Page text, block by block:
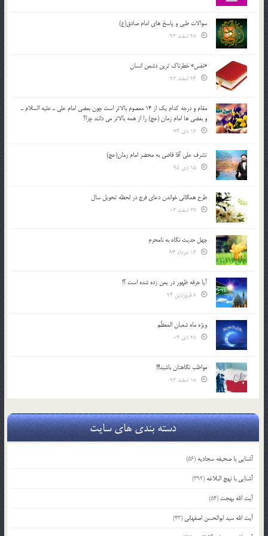
سوالات طبی و پاسخ های امام صادق(ع)
«نفس» خطرناک ترین دشمن انسان
مقام و درجه كدام يك از 14 معصوم بالاتر است چون بعضي امام علي ـ عليه السلام ـ
و بعضي ها امام زمان (عج) را از همه بالاتر مي دانند چرا؟
تشرف علي آقا قاضي به محضر امام زمان(عج)
طرح همگانی خواندن دعای فرج در لحظه تحویل سال
چهل حدیث نگاه به نامحرم
آیا جرقه ظهور در یمن زده شده است ؟!
ویژه ماه شعبان المعظّم
مواظب نگاهتان باشید!!!
دسته بندی های سایت
آشنایی با صحیفه سجادیه (56)
آشنایی با نهج البلاغه (392)
آیت الله بهجت (54)
آیت الله سید ابوالحسن اصفهانی (43)